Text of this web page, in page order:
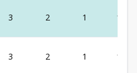
3 2 1 100
3 2 1 100